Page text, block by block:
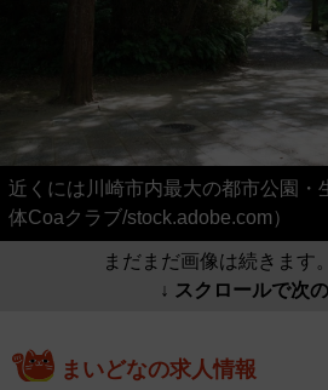
近くには川崎市内最大の都市公園・
体Coaクラブ/stock.adobe.com）
まだまだ画像は続きます
↓ スクロールで次
まいどなの求人情報